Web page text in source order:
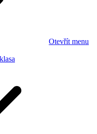
Otevřít menu